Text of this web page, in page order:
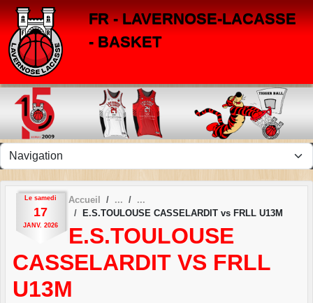
FR - LAVERNOSE-LACASSE
- BASKET
Le samedi
17
JANV. 2026
Accueil
E.S.TOULOUSE CASSELARDIT vs FRLL U13M
E.S.TOULOUSE
CASSELARDIT VS FRLL
U13M
Panneau de gestion des cookies